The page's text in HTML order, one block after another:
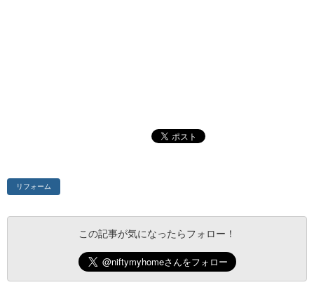
リフォーム
この記事が気になったらフォロー！